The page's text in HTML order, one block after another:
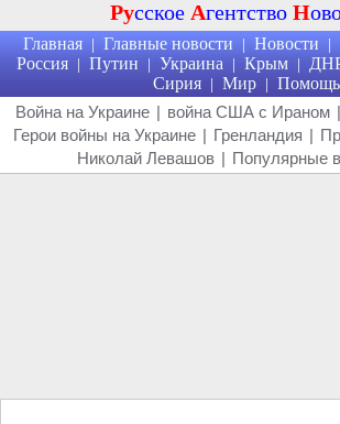
Русское Агентство Н
Главная | Главные новости | Новости |
Россия | Путин | Украина | Крым |
Сирия | Мир | Помощь
Война на Украине | война США с Ираном |
Герои войны на Украине | Гренландия |
Николай Левашов | Популярные